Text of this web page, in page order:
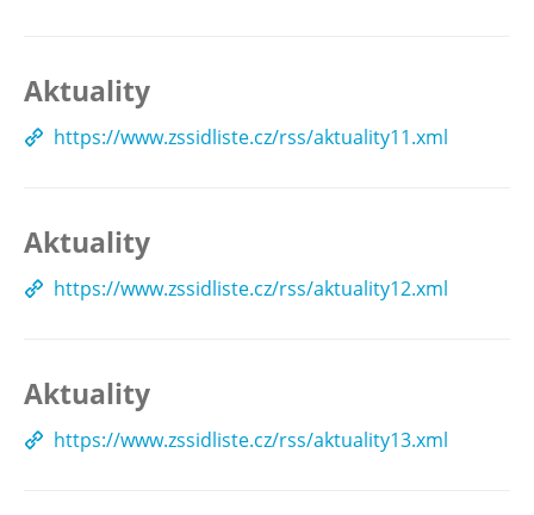
Aktuality
https://www.zssidliste.cz/rss/aktuality11.xml
Aktuality
https://www.zssidliste.cz/rss/aktuality12.xml
Aktuality
https://www.zssidliste.cz/rss/aktuality13.xml